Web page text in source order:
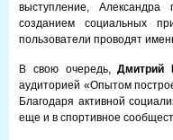
выступление, Александра
созданием социальных
пользователи проводят
В свою очередь,Дмитрий
аудиторией «Опытом
Благодаря активной
еще и в спортивное